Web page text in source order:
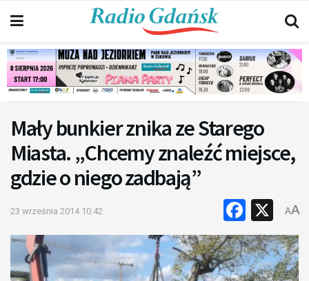
Mały bunkier znika ze Starego
Miasta. „Chcemy znaleźć miejsce,
gdzie o niego zadbają”
23 września 2014 10:42 X
AA